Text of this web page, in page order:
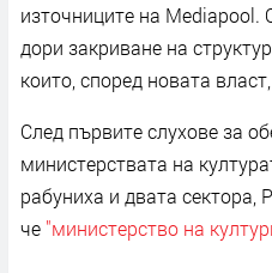
източниците на Mediapool.
дори закриване на
които, според новата
След първите слухове за
министерствата на
рабуниха и двата сектора,
че "министерство на